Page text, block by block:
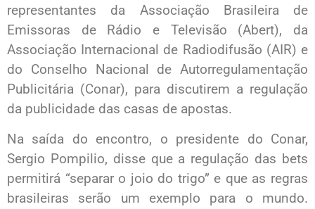
representantes da Associação Brasileira de
Emissoras de Rádio e Televisão (Abert), da
Associação Internacional de Radiodifusão (AIR) e
do Conselho Nacional de Autorregulamentação
Publicitária (Conar), para discutirem a regulação
da publicidade das casas de apostas.
Na saída do encontro, o presidente do Conar,
Sergio Pompilio, disse que a regulação das bets
permitirá “separar o joio do trigo” e que as regras
brasileiras serão um exemplo para o mundo.